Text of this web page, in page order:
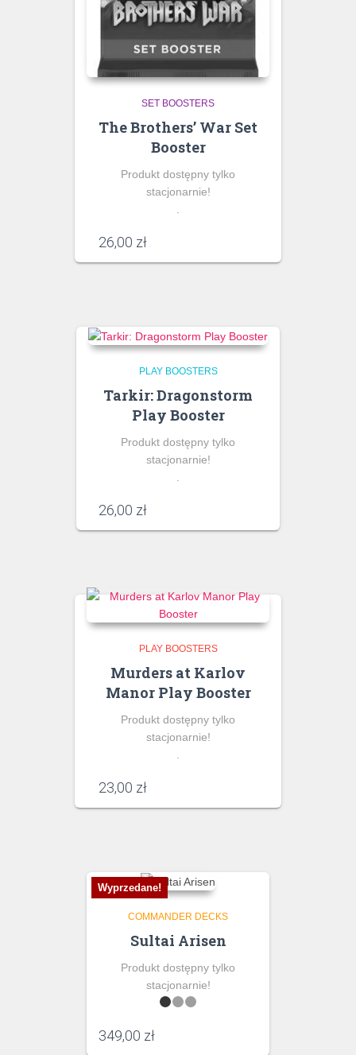
SET BOOSTERS
The Brothers’ War Set
Booster
Produkt dostępny tylko
stacjonarnie!
26,00 zł
PLAY BOOSTERS
Tarkir: Dragonstorm
Play Booster
Produkt dostępny tylko
stacjonarnie!
.
26,00 zł
PLAY BOOSTERS
Murders at Karlov
Manor Play Booster
Produkt dostępny tylko
stacjonarnie!
23,00 zł
Wyprzedane!
COMMANDER DECKS
Sultai Arisen
Produkt dostępny tylko
stacjonarnie!
349,00 zł